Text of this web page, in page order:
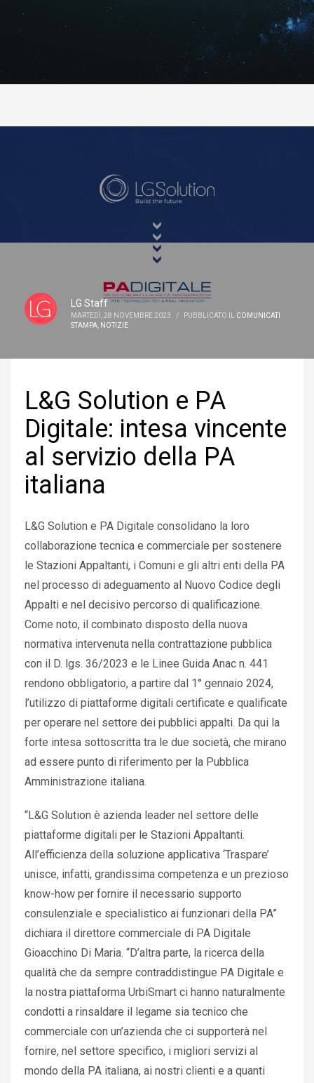
LG Staff
MARTEDÌ, 28 NOVEMBRE 2023 / PUBBLICATO IL COMUNICATI
STAMPA, NOTIZIE
L&G Solution e PA
Digitale: intesa vincente
al servizio della PA
italiana
L&G Solution e PA Digitale consolidano la loro
collaborazione tecnica e commerciale per sostenere
le Stazioni Appaltanti, i Comuni e gli altri enti della PA
nel processo di adeguamento al Nuovo Codice degli
Appalti e nel decisivo percorso di qualificazione.
Come noto, il combinato disposto della nuova
normativa intervenuta nella contrattazione pubblica
con il D. lgs. 36/2023 e le Linee Guida Anac n. 441
rendono obbligatorio, a partire dal 1° gennaio 2024,
l’utilizzo di piattaforme digitali certificate e qualificate
per operare nel settore dei pubblici appalti. Da qui la
forte intesa sottoscritta tra le due società, che mirano
ad essere punto di riferimento per la Pubblica
Amministrazione italiana.
“L&G Solution è azienda leader nel settore delle
piattaforme digitali per le Stazioni Appaltanti.
All’efficienza della soluzione applicativa ‘Traspare’
unisce, infatti, grandissima competenza e un prezioso
know-how per fornire il necessario supporto
consulenziale e specialistico ai funzionari della PA”
dichiara il direttore commerciale di PA Digitale
Gioacchino Di Maria. “D’altra parte, la ricerca della
qualità che da sempre contraddistingue PA Digitale e
la nostra piattaforma UrbiSmart ci hanno naturalmente
condotti a rinsaldare il legame sia tecnico che
commerciale con un’azienda che ci supporterà nel
fornire, nel settore specifico, i migliori servizi al
mondo della PA italiana, ai nostri clienti e a quanti